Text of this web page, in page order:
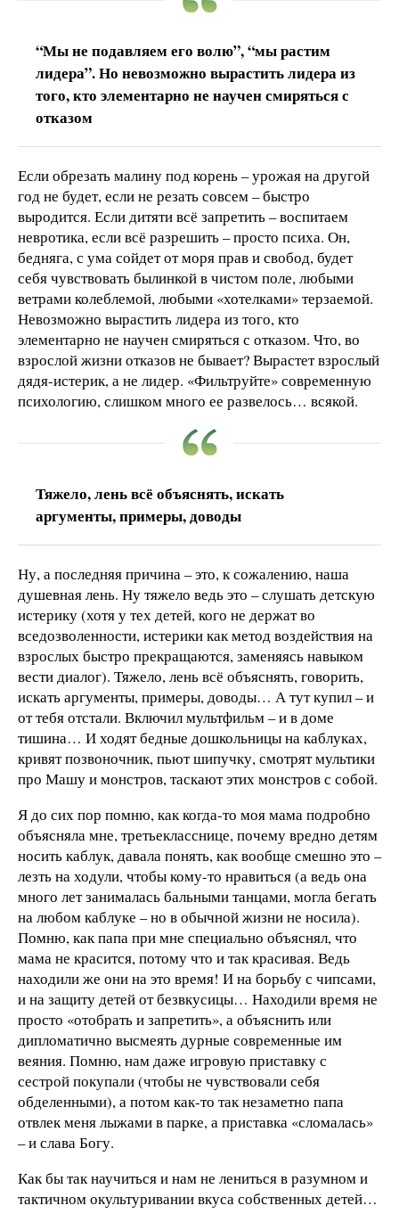
“Мы не подавляем его волю”, “мы растим
лидера”. Но невозможно вырастить лидера из
того, кто элементарно не научен смиряться с
отказом
Если обрезать малину под корень – урожая на другой
год не будет, если не резать совсем – быстро
выродится. Если дитяти всё запретить – воспитаем
невротика, если всё разрешить – просто психа. Он,
бедняга, с ума сойдет от моря прав и свобод, будет
себя чувствовать былинкой в чистом поле, любыми
ветрами колеблемой, любыми «хотелками» терзаемой.
Невозможно вырастить лидера из того, кто
элементарно не научен смиряться с отказом. Что, во
взрослой жизни отказов не бывает? Вырастет взрослый
дядя-истерик, а не лидер. «Фильтруйте» современную
психологию, слишком много ее развелось… всякой.
Тяжело, лень всё объяснять, искать
аргументы, примеры, доводы
Ну, а последняя причина – это, к сожалению, наша
душевная лень. Ну тяжело ведь это – слушать детскую
истерику (хотя у тех детей, кого не держат во
вседозволенности, истерики как метод воздействия на
взрослых быстро прекращаются, заменяясь навыком
вести диалог). Тяжело, лень всё объяснять, говорить,
искать аргументы, примеры, доводы… А тут купил – и
от тебя отстали. Включил мультфильм – и в доме
тишина… И ходят бедные дошкольницы на каблуках,
кривят позвоночник, пьют шипучку, смотрят мультики
про Машу и монстров, таскают этих монстров с собой.
Я до сих пор помню, как когда-то моя мама подробно
объясняла мне, третьекласснице, почему вредно детям
носить каблук, давала понять, как вообще смешно это –
лезть на ходули, чтобы кому-то нравиться (а ведь она
много лет занималась бальными танцами, могла бегать
на любом каблуке – но в обычной жизни не носила).
Помню, как папа при мне специально объяснял, что
мама не красится, потому что и так красивая. Ведь
находили же они на это время! И на борьбу с чипсами,
и на защиту детей от безвкусицы… Находили время не
просто «отобрать и запретить», а объяснить или
дипломатично высмеять дурные современные им
веяния. Помню, нам даже игровую приставку с
сестрой покупали (чтобы не чувствовали себя
обделенными), а потом как-то так незаметно папа
отвлек меня лыжами в парке, а приставка «сломалась»
– и слава Богу.
Как бы так научиться и нам не лениться в разумном и
тактичном окультуривании вкуса собственных детей…